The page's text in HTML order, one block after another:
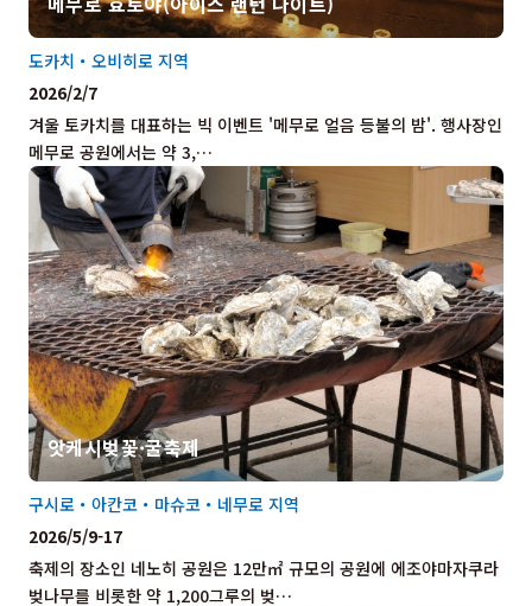
겨울 토카치를 대표하는 빅 이벤트 '메무로 얼음 등불의 밤'. 행사장인
메무로 공원에서는 약 3,…
도카치・오비히로 지역
2026/2/7
앗케시벚꽃·굴축제
축제의 장소인 네노히 공원은 12만㎡ 규모의 공원에 에조야마자쿠라
벚나무를 비롯한 약 1,200그루의 벚…
구시로・아칸코・마슈코・네무로 지역
2026/5/9-17